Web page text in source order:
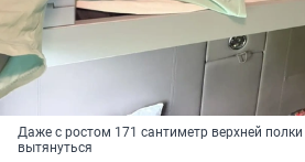
Даже с ростом 171 сантиметр верхней
вытянуться